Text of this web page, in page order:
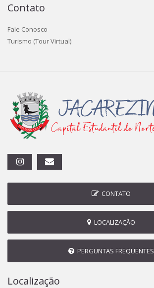
Contato
Fale Conosco
Turismo (Tour Virtual)
CONTATO
LOCALIZAÇÃO
PERGUNTAS FREQUENTES
Localização